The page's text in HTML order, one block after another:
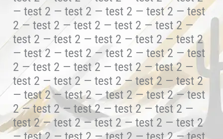
— test 2 — test 2 — test 2 — test 2 — test
2 — test 2 — test 2 — test 2 — test 2 —
test 2 — test 2 — test 2 — test 2 — test 2
— test 2 — test 2 — test 2 — test 2 — test
2 — test 2 — test 2 — test 2 — test 2 —
test 2 — test 2 — test 2 — test 2 — test 2
— test 2 — test 2 — test 2 — test 2 — test
2 — test 2 — test 2 — test 2 — test 2 —
test 2 — test 2 — test 2 — test 2 — test 2